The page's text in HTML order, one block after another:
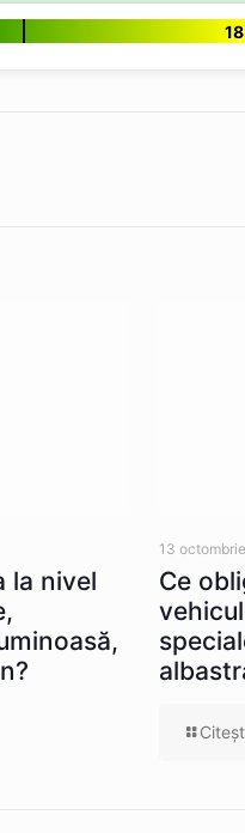
la nivel
13
Ce